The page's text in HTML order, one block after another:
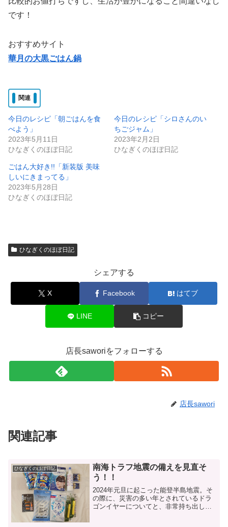
です！
おすすめサイト
華月の大黒ごはん鍋
関連
今日のレシピ「朝ごはんを食
べよう」
2023年5月11日
ひなぎくのほぼ日記
今日のレシピ「シロさんのい
ちごジャム」
2023年2月2日
ひなぎくのほぼ日記
ごはん大好き!!「新装版 美味
しいにきまってる」
2023年5月28日
ひなぎくのほぼ日記
ひなぎくのほぼ日記
シェアする
X Facebook はてブ
LINE コピー
店長saworiをフォローする
店長sawori
関連記事
ひなぎくのほぼ日記
南海トラフ地震の備えを見直そ
う！！
2024年元旦に起こった能登半島地震。そ
の際に、災害の多い年とされているドラ
ゴンイヤーについてと、非常持ち出しバ